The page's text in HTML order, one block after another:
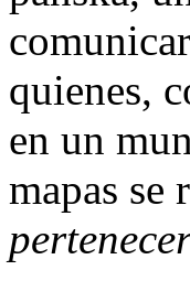
quienes,
en un
mapas se